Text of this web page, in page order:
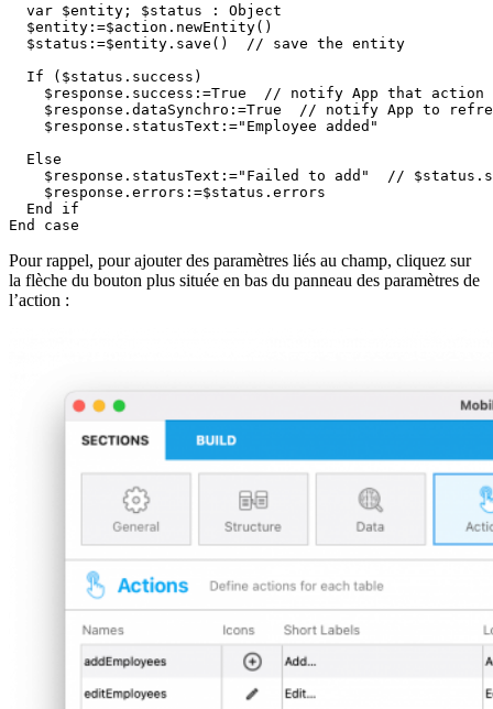
  var
$entity ; $status : Object
  $entity
:=$action . newEntity
  $status
:=$entity . save ()
  If
( $status . success
    $response
. success :=True
// notify App that action
    $response
. dataSynchro :=True
// notify App to
    $response
. statusText :="Employee added"
  Else
    $response
. statusText :="Failed to add"
//
    $response
. errors :=$status . errors
  End if
End case
Pour rappel, pour ajouter des paramètres liés au champ, cliquez sur
la flèche du bouton plus située en bas du panneau des paramètres de
l’action :